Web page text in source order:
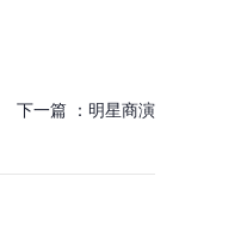
下一篇 ： 明星商演